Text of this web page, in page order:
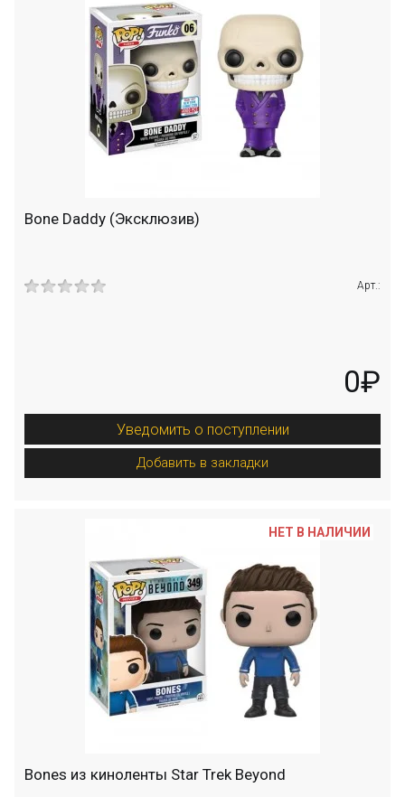
Bone Daddy (Эксклюзив)
Арт.:
0₽
Уведомить о поступлении
Добавить в закладки
Bones из киноленты Star Trek Beyond
НЕТ В НАЛИЧИИ